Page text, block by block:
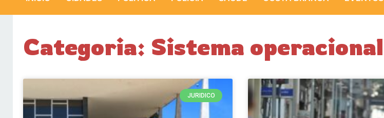
Categoria: Sistema operacional
JURIDICO